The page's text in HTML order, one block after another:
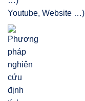
Youtube, Website …)